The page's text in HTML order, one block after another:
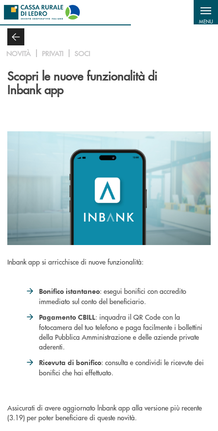
Salta al contenuto principale
MENU
NOVITÀ PRIVATI SOCI
Scopri le nuove funzionalità di
Inbank app
Inbank app si arricchisce di nuove funzionalità:
Bonifico istantaneo: esegui bonifici con accredito
immediato sul conto del beneficiario.
Pagamento CBILL: inquadra il QR Code con la
fotocamera del tuo telefono e paga facilmente i bollettini
della Pubblica Amministrazione e delle aziende private
aderenti.
Ricevuta di bonifico: consulta e condividi le ricevute dei
bonifici che hai effettuato.
Assicurati di avere aggiornato lnbank app alla versione più recente
(3.19) per poter beneficiare di queste novità.